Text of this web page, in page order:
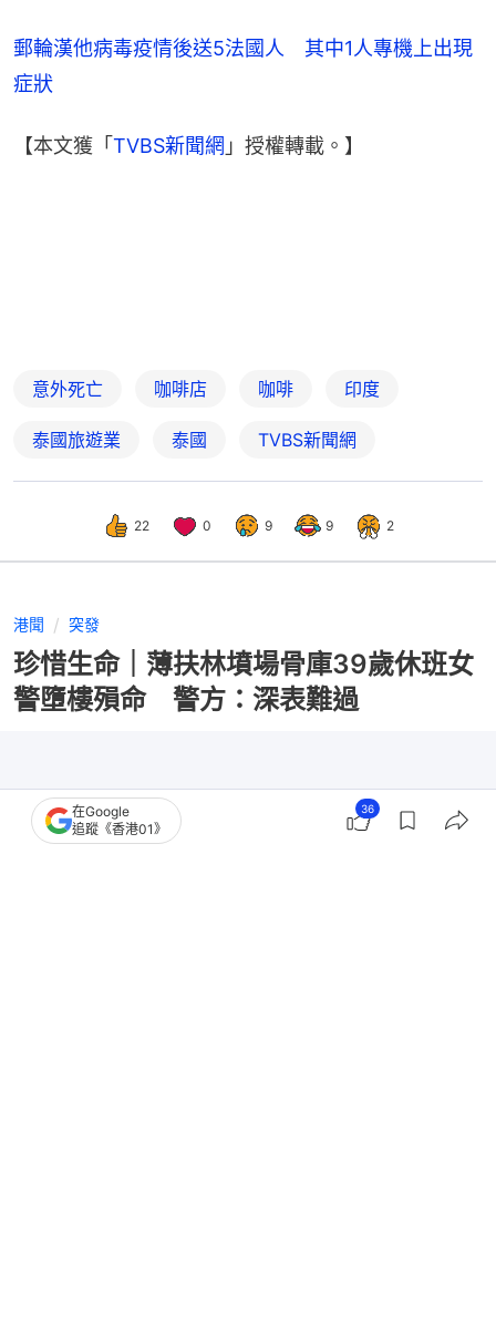
郵輪漢他病毒疫情後送5法國人　其中1人專機上出現
症狀
【本文獲「 TVBS新聞網 」授權轉載。】
意外死亡 咖啡店 咖啡 印度
泰國旅遊業 泰國 TVBS新聞網
22 0 9 9 2
港聞 突發
珍惜生命｜薄扶林墳場骨庫39歲休班女
警墮樓殞命 警方：深表難過
在Google
追蹤《香港01》
36